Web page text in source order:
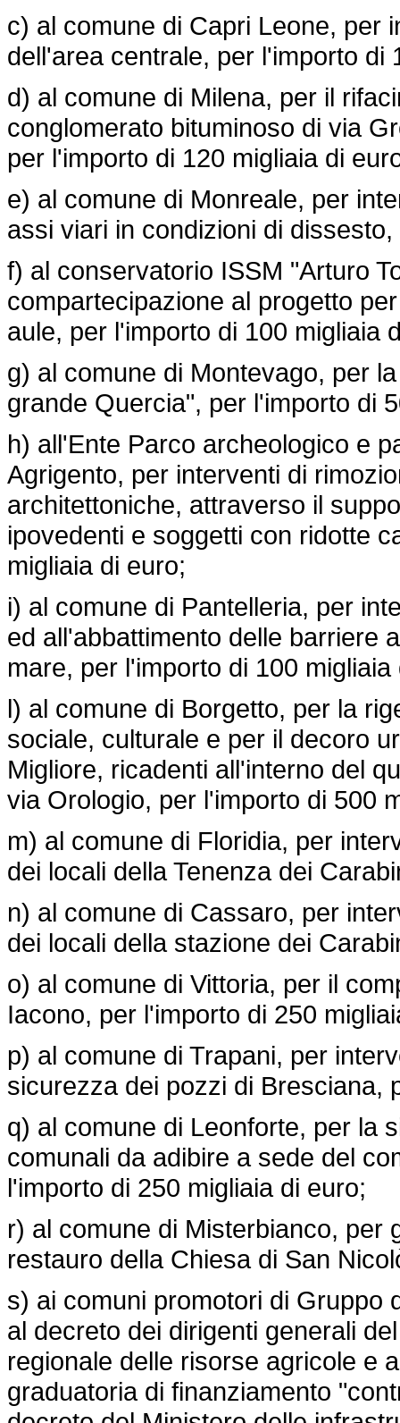
c) al comune di Capri Leone, per
dell'area centrale, per l'importo di
d) al comune di Milena, per il
conglomerato bituminoso di via
per l'importo di 120 migliaia di
e) al comune di Monreale, per
assi viari in condizioni di
f) al conservatorio ISSM "Arturo
compartecipazione al progetto
aule, per l'importo di 100 migliaia
g) al comune di Montevago, per
grande Quercia", per l'importo di
h) all'Ente Parco archeologico e
Agrigento, per interventi di
architettoniche, attraverso il
ipovedenti e soggetti con ridotte
migliaia di euro;
i) al comune di Pantelleria, per
ed all'abbattimento delle barriere
mare, per l'importo di 100 migliaia
l) al comune di Borgetto, per la
sociale, culturale e per il decoro
Migliore, ricadenti all'interno del
via Orologio, per l'importo di 500
m) al comune di Floridia, per
dei locali della Tenenza dei
n) al comune di Cassaro, per
dei locali della stazione dei
o) al comune di Vittoria, per il
Iacono, per l'importo di 250
p) al comune di Trapani, per
sicurezza dei pozzi di Bresciana,
q) al comune di Leonforte, per la
comunali da adibire a sede del
l'importo di 250 migliaia di euro;
r) al comune di Misterbianco, per
restauro della Chiesa di San
s) ai comuni promotori di Gruppo
al decreto dei dirigenti generali
regionale delle risorse agricole e
graduatoria di finanziamento